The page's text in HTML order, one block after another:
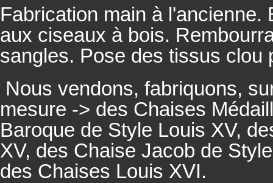
Fabrication main à
aux ciseaux à bois.
sangles. Pose des tissus clou
Nous vendons, fabriquons,
mesure -> des Chaises
Baroque de Style Louis XV,
XV, des Chaise Jacob de
des Chaises Louis XVI.